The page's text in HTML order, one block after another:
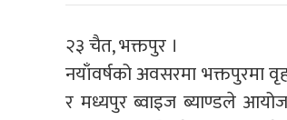
२३ चैत, भक्तपुर ।
नयाँवर्षको अवसरमा भक्तपुरमा
र मध्यपुर ब्वाइज ब्याण्डले